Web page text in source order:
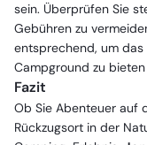
sein. Überprüfen Sie
Gebühren zu
entsprechend, um das
Campground zu
Fazit
Ob Sie Abenteuer auf
Rückzugsort in der